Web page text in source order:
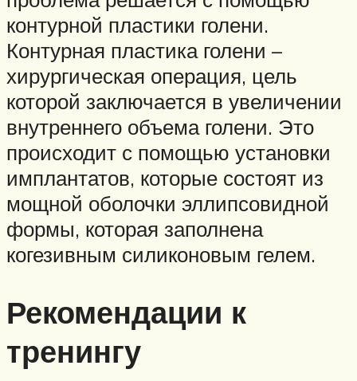
контурной пластики голени.
Контурная пластика голени –
хирургическая операция, цель
которой заключается в увеличении
внутреннего объема голени. Это
происходит с помощью установки
имплантатов, которые состоят из
мощной оболочки эллипсовидной
формы, которая заполнена
когезивным силиконовым гелем.
Рекомендации к
тренингу